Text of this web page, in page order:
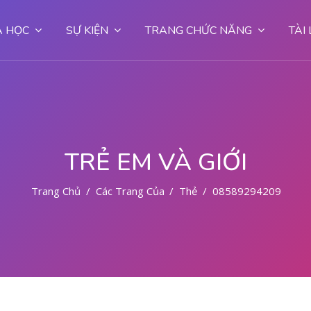
HỌC SỰ KIỆN TRANG CHỨC NĂNG TÀI
TRẺ EM VÀ GIỚI
Trang Chủ Các Trang Của Hệ Thống
Thẻ 085892942094